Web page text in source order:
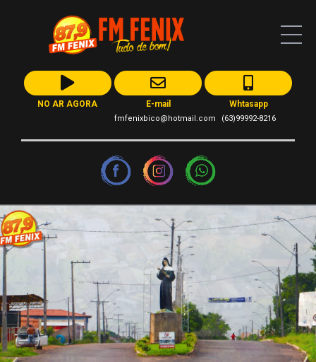
NO AR AGORA E-mail
fmfenixbico@hotmail.com
Whtasapp
(63)99992-8216